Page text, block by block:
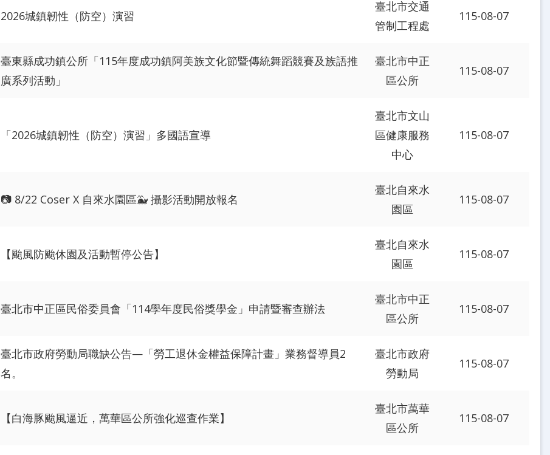
2026城鎮韌性（防空）演習
臺北市交通
管制工程處
115-08-07
臺東縣成功鎮公所「115年度成功鎮阿美族文化節暨傳統舞蹈競賽及族語推
廣系列活動」
臺北市中正
區公所
115-08-07
「2026城鎮韌性（防空）演習」多國語宣導
臺北市文山
區健康服務
中心
115-08-07
📷 8/22 Coser X 自來水園區🐳 攝影活動開放報名
臺北自來水
園區
115-08-07
【颱風防颱休園及活動暫停公告】
臺北自來水
園區
115-08-07
臺北市中正區民俗委員會「114學年度民俗獎學金」申請暨審查辦法
臺北市中正
區公所
115-08-07
臺北市政府勞動局職缺公告—「勞工退休金權益保障計畫」業務督導員2
名。
臺北市政府
勞動局
115-08-07
【白海豚颱風逼近，萬華區公所強化巡查作業】
臺北市萬華
區公所
115-08-07